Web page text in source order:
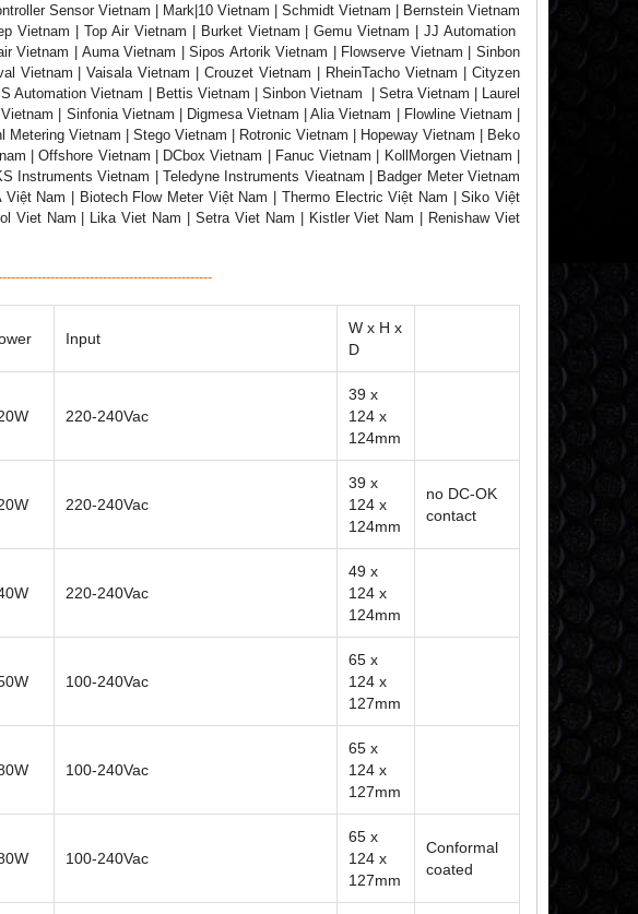
Sensor Vietnam | Mark|10 Vietnam | Schmidt Vietnam | Bernstein Vietnam
Vietnam | Top Air Vietnam | Burket Vietnam | Gemu Vietnam | JJ Automation
Vietnam | Auma Vietnam | Sipos Artorik Vietnam | Flowserve Vietnam | Sinbon
Vietnam | Vaisala Vietnam | Crouzet Vietnam | RheinTacho Vietnam | Cityzen
Automation Vietnam | Bettis Vietnam | Sinbon Vietnam | Setra Vietnam | Laurel
| Sinfonia Vietnam | Digmesa Vietnam | Alia Vietnam | Flowline Vietnam |
Vietnam | Stego Vietnam | Rotronic Vietnam | Hopeway Vietnam | Beko
| Offshore Vietnam | DCbox Vietnam | Fanuc Vietnam | KollMorgen Vietnam |
Instruments Vietnam | Teledyne Instruments Vieatnam | Badger Meter Vietnam
Nam | Biotech Flow Meter Việt Nam | Thermo Electric Việt Nam | Siko Việt
Viet Nam | Lika Viet Nam | Setra Viet Nam | Kistler Viet Nam | Renishaw Viet
Input
W x H x
D
220-240Vac
39 x
124 x
124mm
220-240Vac
39 x
124 x
124mm
no DC-OK
contact
220-240Vac
49 x
124 x
124mm
100-240Vac
65 x
124 x
127mm
100-240Vac
65 x
124 x
127mm
100-240Vac
65 x
124 x
127mm
Conformal
coated